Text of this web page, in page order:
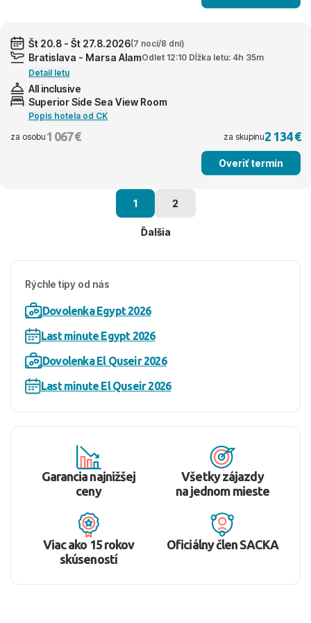
Št 20.8 - Št 27.8.2026(7 nocí/8 dní)
Bratislava - Marsa AlamOdlet 12:10 Dĺžka letu: 4h 35m
Detail letu
All inclusive
Superior Side Sea View Room
Popis hotela od CK
za osobu 1 067 € za skupinu2 134 €
Overiť termín
1 2
Ďalšia
Rýchle tipy od nás
Dovolenka Egypt 2026
Last minute Egypt 2026
Dovolenka El Quseir 2026
Last minute El Quseir 2026
Garancia najnižšej
ceny
Všetky zájazdy
na jednom mieste
Viac ako 15 rokov
skúseností
Oficiálny člen SACKA